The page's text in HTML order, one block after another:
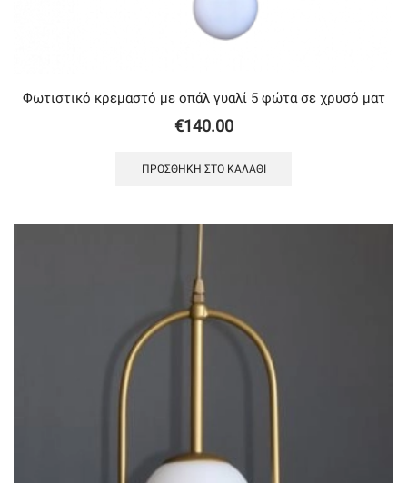
Φωτιστικό κρεμαστό με oπάλ γυαλί 5 φώτα σε χρυσό ματ
€140.00
ΠΡΟΣΘΉΚΗ ΣΤΟ ΚΑΛΆΘΙ